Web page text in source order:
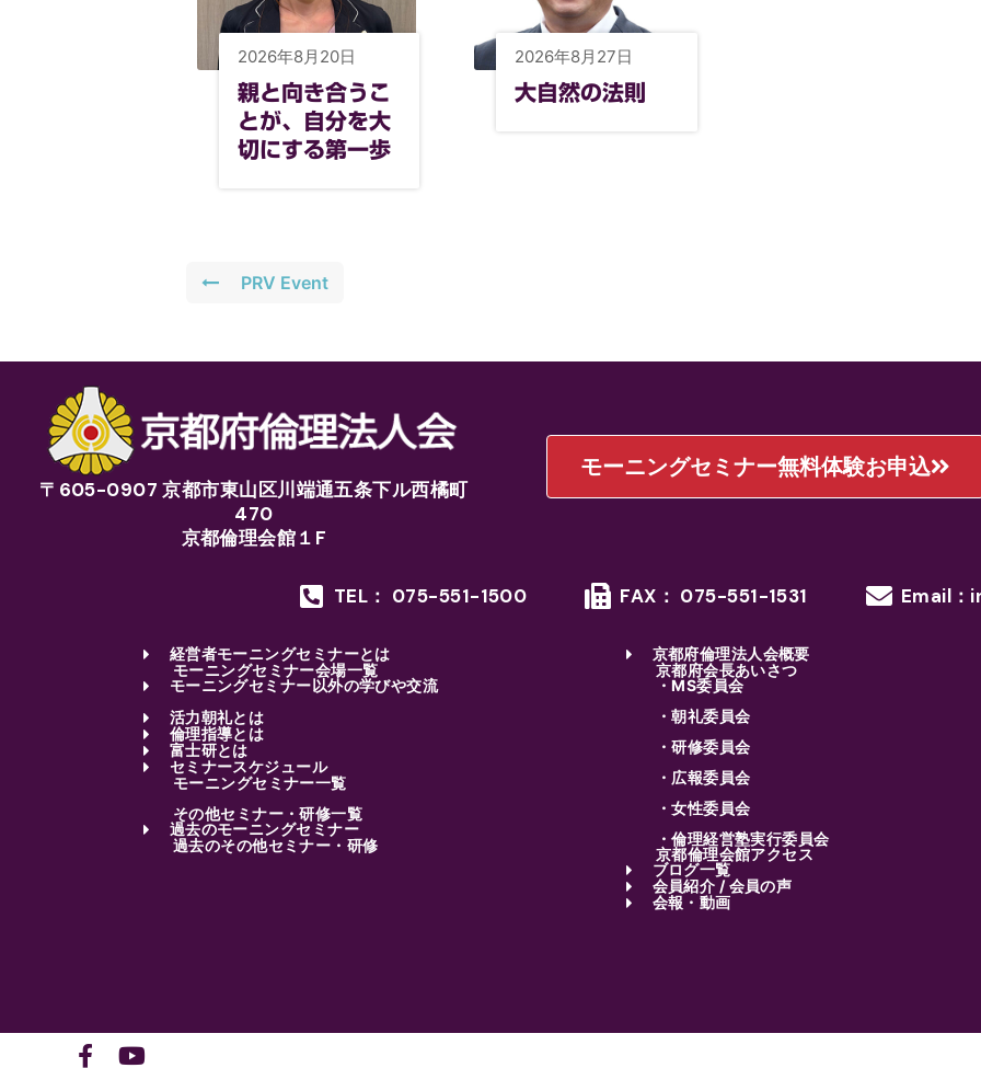
2026年8月20日
親と向き合うこ
とが、自分を大
切にする第一歩
2026年8月27日
大自然の法則
PRV Event
〒605-0907 京都市東山区川端通五条下ル西橘町
470
京都倫理会館１F
モーニングセミナー無料体験お申込
TEL： 075-551-1500 FAX： 075-551-1531 Email
経営者モーニングセミナーとは
モーニングセミナー会場一覧
モーニングセミナー以外の学びや交流
活力朝礼とは
倫理指導とは
富士研とは
セミナースケジュール
モーニングセミナー一覧
その他セミナー・研修一覧
過去のモーニングセミナー
過去のその他セミナー・研修
京都府倫理法人会概要
京都府会長あいさつ
・MS委員会
・朝礼委員会
・研修委員会
・広報委員会
・女性委員会
・倫理経営塾実行委員会
京都倫理会館アクセス
ブログ一覧
会員紹介 / 会員の声
会報・動画